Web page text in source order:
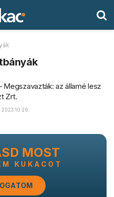
Megszavazták: az államé lesz
Zrt.
2023.10.26.
MOST
KUKACOT